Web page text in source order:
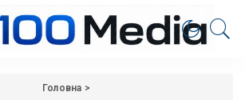
Головна >